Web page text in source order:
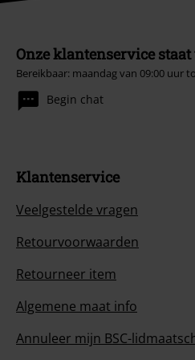
Onze klantenservice
Bereikbaar: maandag van 09:00 uur
Begin chat
Klantenservice
Veelgestelde vragen
Retourvoorwaarden
Retourneer item
Algemene maat info
Annuleer mijn BSC-